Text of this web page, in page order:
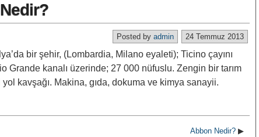
24 Temmuz 2013
Posted by admin
bir şehir, (Lombardia, Milano eyaleti); Ticino çayını
Grande kanalı üzerinde; 27 000 nüfuslu. Zengin bir tarım
kavşağı. Makina, gıda, dokuma ve kimya sanayii.
Abbon Nedir? ▶